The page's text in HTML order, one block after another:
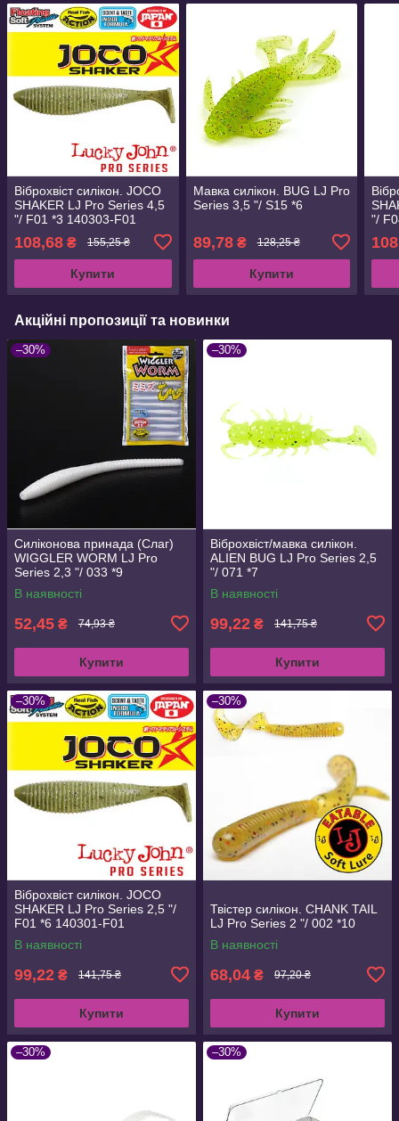
Віброхвіст силікон. JOCO
SHAKER LJ Pro Series 4,5
"/ F01 *3 140303-F01
108,68 ₴ 155,25 ₴
Купити
Мавка силікон. BUG LJ Pro
Series 3,5 "/ S15 *6
89,78₴ 128,25 ₴
Купити
"/
Акційні пропозиції та новинки
–30%
Силіконова принада (Слаг)
WIGGLER WORM LJ Pro
Series 2,3 "/ 033 *9
В наявності
52,45 ₴ 74,93 ₴
Купити
–30%
Віброхвіст/мавка силікон.
ALIEN BUG LJ Pro Series 2,5
"/ 071 *7
В наявності
99,22 ₴ 141,75 ₴
Купити
–30%
Віброхвіст силікон. JOCO
SHAKER LJ Pro Series 2,5 "/
F01 *6 140301-F01
В наявності
99,22 ₴ 141,75 ₴
Купити
–30%
Твістер силікон. CHANK TAIL
LJ Pro Series 2 "/ 002 *10
В наявності
68,04 ₴ 97,20 ₴
Купити
–30% –30%